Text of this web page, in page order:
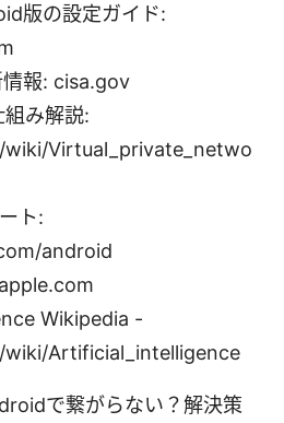
版の設定ガイド:
情報: cisa.gov
み解説:
Virtual_private_netwo
ト:
android
Wikipedia -
Artificial_intelligence
で繋がらない？解決策